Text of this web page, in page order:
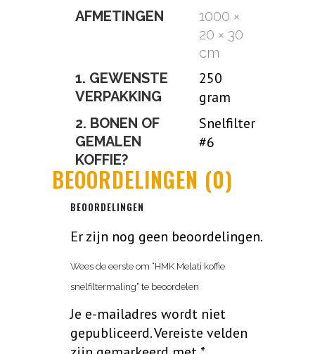
AFMETINGEN
1000 ×
20 × 30
cm
1. GEWENSTE
VERPAKKING
250
gram
2. BONEN OF
GEMALEN
KOFFIE?
Snelfilter
#6
BEOORDELINGEN (0)
BEOORDELINGEN
Er zijn nog geen beoordelingen.
Wees de eerste om “HMK Melati koffie
snelfiltermaling” te beoordelen
Je e-mailadres wordt niet
gepubliceerd.Vereiste velden